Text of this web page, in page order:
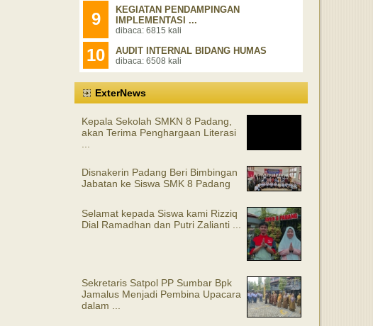
9
KEGIATAN PENDAMPINGAN
IMPLEMENTASI ...
dibaca: 6815 kali
10 AUDIT INTERNAL BIDANG HUMAS
dibaca: 6508 kali
ExterNews
Kepala Sekolah SMKN 8 Padang,
akan Terima Penghargaan Literasi
Disnakerin Padang Beri Bimbingan
Jabatan ke Siswa SMK 8 Padang
Selamat kepada Siswa kami Rizziq
Dial Ramadhan dan Putri Zalianti ...
Sekretaris Satpol PP Sumbar Bpk
Jamalus Menjadi Pembina Upacara
dalam ...